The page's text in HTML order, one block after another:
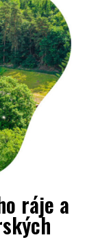
ráje a